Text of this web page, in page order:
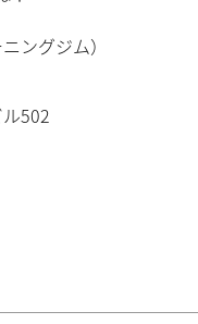
ングジム）
502